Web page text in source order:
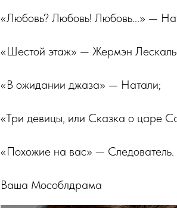
«Любовь? Любовь! Любовь...» —
«Шестой этаж» — Жермэн
«В ожидании джаза» — Натали;
«Три девицы, или Сказка о царе
«Похожие на вас» — Следователь.
Ваша Мособлдрама